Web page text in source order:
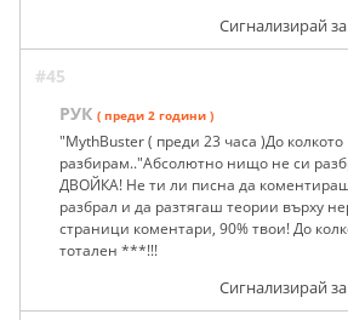
Сигнализирай
#45
РУК ( преди 2 години )
"MythBuster ( преди 23 часа )До колкото
разбирам.."Абсолютно нищо не си
ДВОЙКА! Не ти ли писна да
разбрал и да разтягаш теории върху
страници коментари, 90% твои! До
тотален ***!!!
Сигнализирай